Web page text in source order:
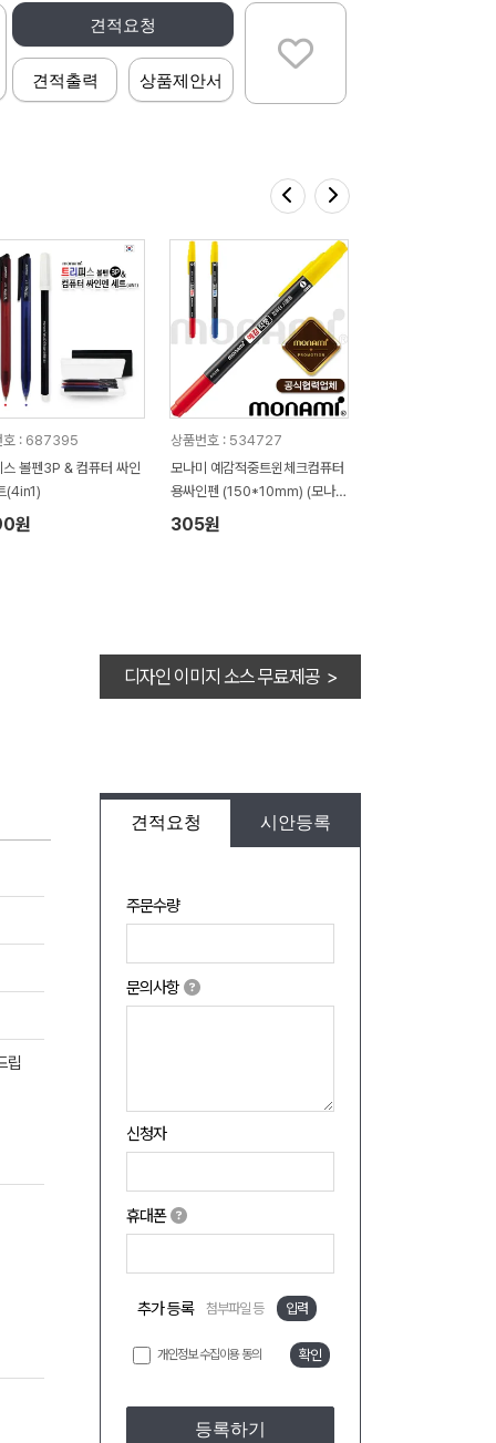
견적요청
견적출력 상품제안서
호 : 687395
스 볼펜3P & 컴퓨터 싸인
(4in1)
원
상품번호 : 534727
모나미 예감적중트윈체크컴퓨터
용싸인펜 (150*10mm) (모나미
공식협력업체)
305원
디자인 이미지 소스 무료제공 >
견적요청 시안등록
주문수량
문의사항
신청자
휴대폰
추가 등록 첨부파일 등 입력
개인정보 수집이용 동의 확인
등록하기
립